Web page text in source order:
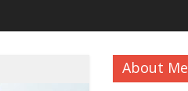
About Me